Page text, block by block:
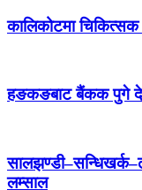
कालिकोटमा
हङकङबाट बैंकक पुगे
लम्साल